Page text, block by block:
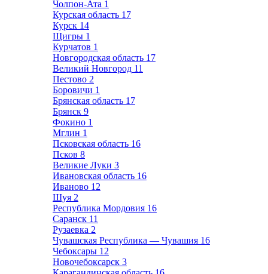
Чолпон-Ата 1
Курская область 17
Курск 14
Щигры 1
Курчатов 1
Новгородская область 17
Великий Новгород 11
Пестово 2
Боровичи 1
Брянская область 17
Брянск 9
Фокино 1
Мглин 1
Псковская область 16
Псков 8
Великие Луки 3
Ивановская область 16
Иваново 12
Шуя 2
Республика Мордовия 16
Саранск 11
Рузаевка 2
Чувашская Республика — Чувашия 16
Чебоксары 12
Новочебоксарск 3